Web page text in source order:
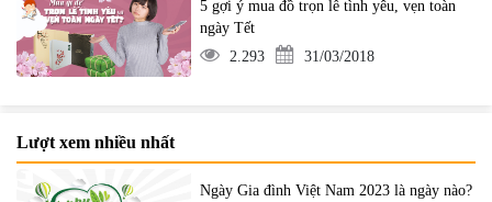
5 gợi ý mua đồ trọn lễ tình yêu, vẹn toàn
ngày Tết
2.293
31/03/2018
Lượt xem nhiều nhất
Ngày Gia đình Việt Nam 2023 là ngày nào?